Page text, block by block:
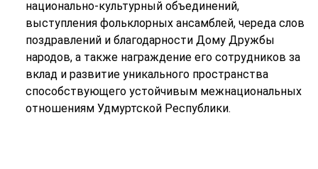
национально-культурный объединений,
выступления фольклорных ансамблей, череда слов
поздравлений и благодарности Дому Дружбы
народов, а также награждение его сотрудников за
вклад и развитие уникального пространства
способствующего устойчивым межнациональных
отношениям Удмуртской Республики.